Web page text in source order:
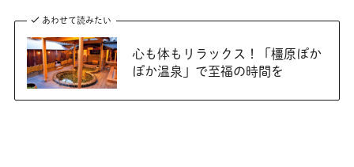
あわせて読みたい
心も体もリラックス！「橿原ぽか
ぽか温泉」で至福の時間を